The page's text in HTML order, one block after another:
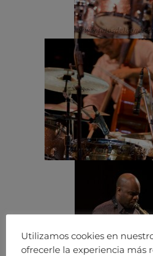
Utilizamos cookies en
ofrecerle la experiencia más